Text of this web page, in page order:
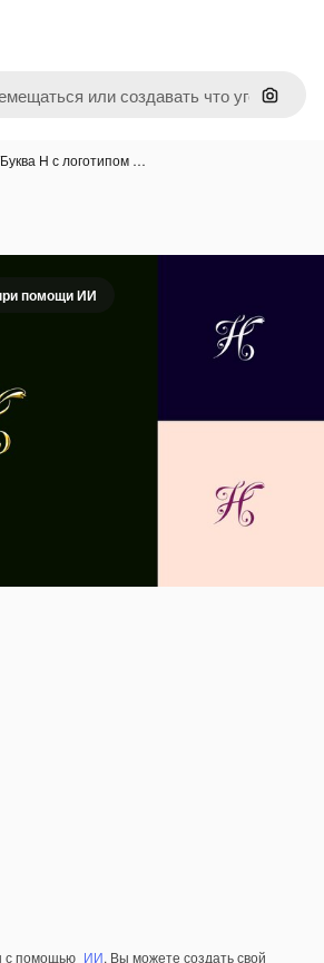
Поиск
Буква H с логотипом …
помощи ИИ
с помощью ИИ. Вы можете создать свой